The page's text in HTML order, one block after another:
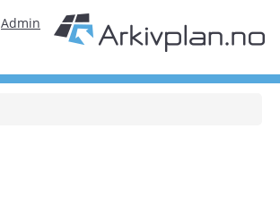
Admin